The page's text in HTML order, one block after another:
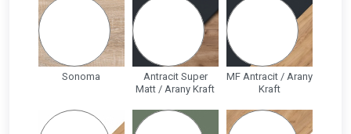
Sonoma
Antracit Super
Matt / Arany Kraft
MF Antracit / Arany
Kraft